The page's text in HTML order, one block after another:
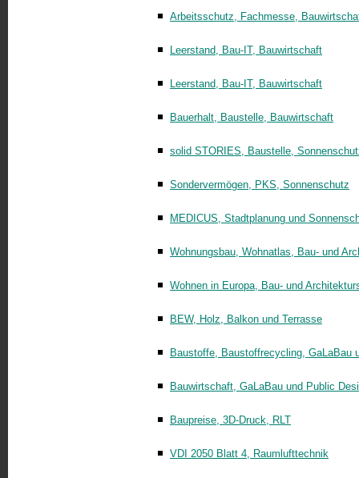
Arbeitsschutz, Fachmesse,
Leerstand, Bau-IT, Bauwirtschaft
Leerstand, Bau-IT, Bauwirtschaft
Bauerhalt, Baustelle, Bauwirtschaft
solid STORIES, Baustelle,
Sondervermögen, PKS, Sonnenschutz
MEDICUS, Stadtplanung und
Wohnungsbau, Wohnatlas, Bau- und
Wohnen in Europa, Bau- und
BEW, Holz, Balkon und Terrasse
Baustoffe, Baustoffrecycling, GaLaBau
Bauwirtschaft, GaLaBau und Public
Baupreise, 3D-Druck, RLT
VDI 2050 Blatt 4, Raumlufttechnik